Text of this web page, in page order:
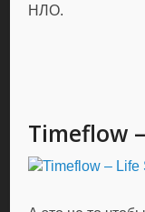
НЛО.
Timeflow